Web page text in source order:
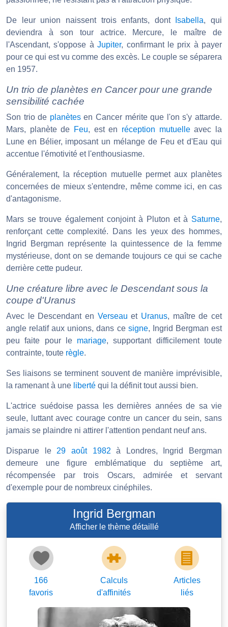
De leur union naissent trois enfants, dont Isabella, qui
deviendra à son tour actrice. Mercure, le maître de
l'Ascendant, s'oppose àJupiter, confirmant le prix à payer
pour ce qui est vu comme des excès. Le couple se séparera
en 1957.
Un trio de planètes en Cancer pour une grande
sensibilité cachée
Son trio de planètesen Cancer mérite que l'on s'y attarde.
Mars, planète de Feu, est en réception mutuelleavec la
Lune en Bélier, imposant un mélange de Feu et d'Eau qui
accentue l'émotivité et l'enthousiasme.
Généralement, la réception mutuelle permet aux planètes
concernées de mieux s'entendre, même comme ici, en cas
d'antagonisme.
Mars se trouve également conjoint à Pluton et à Saturne,
renforçant cette complexité. Dans les yeux des hommes,
Ingrid Bergman représente la quintessence de la femme
mystérieuse, dont on se demande toujours ce qui se cache
derrière cette pudeur.
Une créature libre avec le Descendant sous la
coupe d'Uranus
Avec le Descendant en Verseau et Uranus, maître de cet
angle relatif aux unions, dans ce signe, Ingrid Bergman est
peu faite pour le mariage, supportant difficilement toute
contrainte, toute règle.
Ses liaisons se terminent souvent de manière imprévisible,
la ramenant à une liberté qui la définit tout aussi bien.
L'actrice suédoise passa les dernières années de sa vie
seule, luttant avec courage contre un cancer du sein, sans
jamais se plaindre ni attirer l'attention pendant neuf ans.
Disparue le 29 août 1982 à Londres, Ingrid Bergman
demeure une figure emblématique du septième art,
récompensée par trois Oscars, admirée et servant
d'exemple pour de nombreux cinéphiles.
Ingrid Bergman
Afficher le thème détaillé
166
favoris
Calculs
d'affinités
Articles
liés